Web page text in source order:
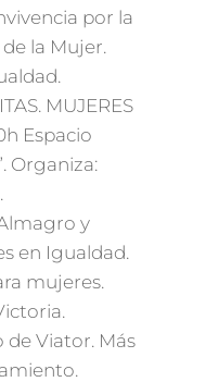
por la
la Mujer.
MUJERES
Espacio
Organiza:
y
en Igualdad.
mujeres.
Viator. Más